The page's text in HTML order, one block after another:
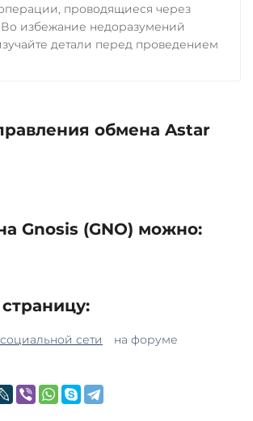
проводящиеся через
избежание недоразумений
детали перед проведением
обмена Astar
Gnosis (GNO) можно:
сети
на форуме